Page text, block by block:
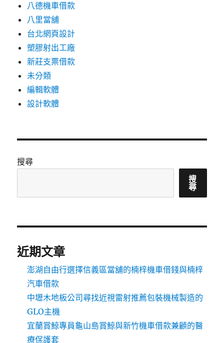
八德機車借款
八里當舖
台北網頁設計
塑膠射出工廠
新莊支票借款
未分類
編輯軟體
設計軟體
搜尋
搜
尋
近期文章
澎湖自由行選擇信義區當舖的楠梓機車借錢與楠梓
汽車借款
中壢木地板公司尋找近視雷射推薦包裝機械製造的
GLO主機
宜蘭賞鯨專員龜山島賞鯨與新竹機車借款兼顧的醫
療保護套